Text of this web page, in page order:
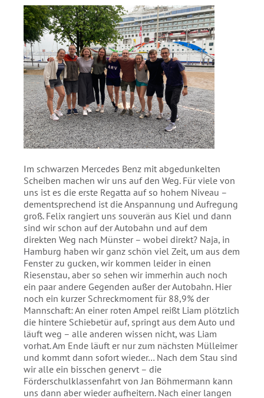
Im schwarzen Mercedes Benz mit abgedunkelten
Scheiben machen wir uns auf den Weg. Für viele von
uns ist es die erste Regatta auf so hohem Niveau –
dementsprechend ist die Anspannung und Aufregung
groß. Felix rangiert uns souverän aus Kiel und dann
sind wir schon auf der Autobahn und auf dem
direkten Weg nach Münster – wobei direkt? Naja, in
Hamburg haben wir ganz schön viel Zeit, um aus dem
Fenster zu gucken, wir kommen leider in einen
Riesenstau, aber so sehen wir immerhin auch noch
ein paar andere Gegenden außer der Autobahn. Hier
noch ein kurzer Schreckmoment für 88,9% der
Mannschaft: An einer roten Ampel reißt Liam plötzlich
die hintere Schiebetür auf, springt aus dem Auto und
läuft weg – alle anderen wissen nicht, was Liam
vorhat. Am Ende läuft er nur zum nächsten Mülleimer
und kommt dann sofort wieder… Nach dem Stau sind
wir alle ein bisschen genervt – die
Förderschulklassenfahrt von Jan Böhmermann kann
uns dann aber wieder aufheitern. Nach einer langen